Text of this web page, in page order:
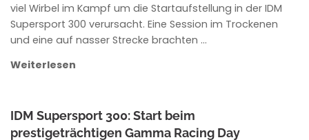
viel Wirbel im Kampf um die Startaufstellung in der IDM
Supersport 300 verursacht. Eine Session im Trockenen
und eine auf nasser Strecke brachten …
Weiterlesen
IDM Supersport 300: Start beim
prestigeträchtigen Gamma Racing Day